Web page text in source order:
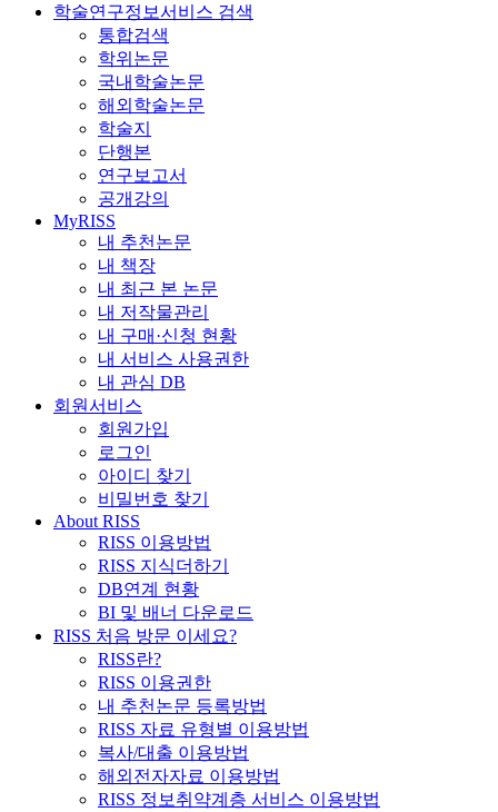
학술연구정보서비스 검색
통합검색
학위논문
국내학술논문
해외학술논문
학술지
단행본
연구보고서
공개강의
MyRISS
내 추천논문
내 책장
내 최근 본 논문
내 저작물관리
내 구매·신청 현황
내 서비스 사용권한
내 관심 DB
회원서비스
회원가입
로그인
아이디 찾기
비밀번호 찾기
About RISS
RISS 이용방법
RISS 지식더하기
DB연계 현황
BI 및 배너 다운로드
RISS 처음 방문 이세요?
RISS란?
RISS 이용권한
내 추천논문 등록방법
RISS 자료 유형별 이용방법
복사/대출 이용방법
해외전자자료 이용방법
RISS 정보취약계층 서비스 이용방법